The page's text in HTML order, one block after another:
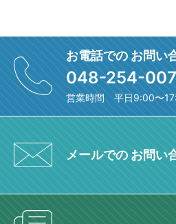
お電話での お問い
048-254-
営業時間 平日9:00〜
メールでの お問い